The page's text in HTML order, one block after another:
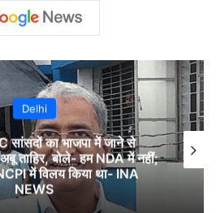
Delhi
सांसदों का भाजपा में जाने से
ताहिर, बोले- हम NDA में नहीं;
में विलय किया था- INA
NEWS